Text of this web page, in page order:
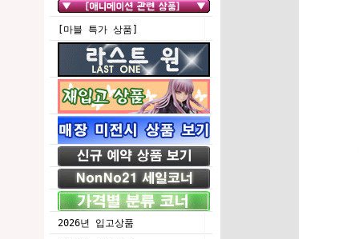
[마블 특가 상품]
2026년 입고상품